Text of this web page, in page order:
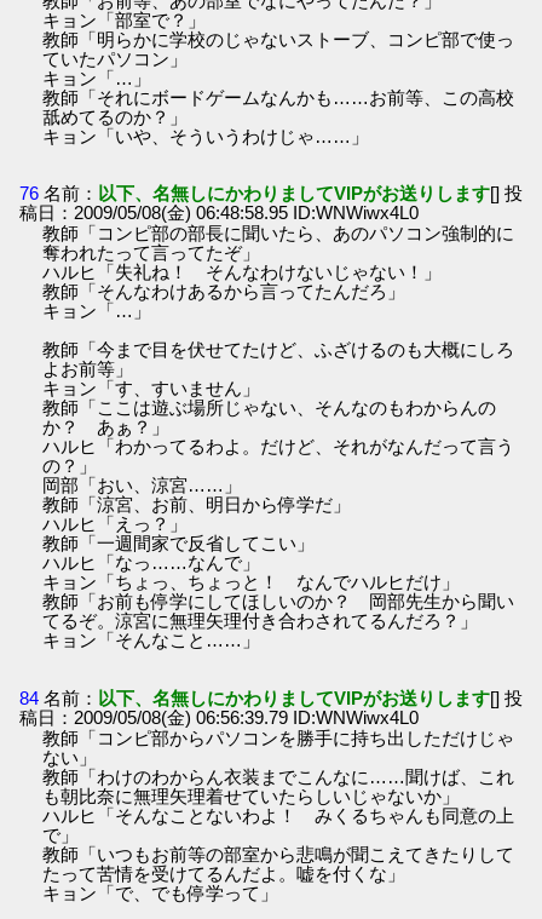
キョン「部室で？」
教師「明らかに学校のじゃないストーブ、コンピ部で使っ
ていたパソコン」
キョン「…」
教師「それにボードゲームなんかも……お前等、この高校
舐めてるのか？」
キョン「いや、そういうわけじゃ……」
76 名前： 以下、名無しにかわりましてVIPがお送りします[] 投
稿日：2009/05/08(金) 06:48:58.95 ID:WNWiwx4L0
教師「コンピ部の部長に聞いたら、あのパソコン強制的に
奪われたって言ってたぞ」
ハルヒ「失礼ね！ そんなわけないじゃない！」
教師「そんなわけあるから言ってたんだろ」
キョン「…」
教師「今まで目を伏せてたけど、ふざけるのも大概にしろ
よお前等」
キョン「す、すいません」
教師「ここは遊ぶ場所じゃない、そんなのもわからんの
か？ あぁ？」
ハルヒ「わかってるわよ。だけど、それがなんだって言う
の？」
岡部「おい、涼宮……」
教師「涼宮、お前、明日から停学だ」
ハルヒ「えっ？」
教師「一週間家で反省してこい」
ハルヒ「なっ……なんで」
キョン「ちょっ、ちょっと！ なんでハルヒだけ」
教師「お前も停学にしてほしいのか？ 岡部先生から聞い
てるぞ。涼宮に無理矢理付き合わされてるんだろ？」
キョン「そんなこと……」
84 名前： 以下、名無しにかわりましてVIPがお送りします[] 投
稿日：2009/05/08(金) 06:56:39.79 ID:WNWiwx4L0
教師「コンピ部からパソコンを勝手に持ち出しただけじゃ
ない」
教師「わけのわからん衣装までこんなに……聞けば、これ
も朝比奈に無理矢理着せていたらしいじゃないか」
ハルヒ「そんなことないわよ！ みくるちゃんも同意の上
で」
教師「いつもお前等の部室から悲鳴が聞こえてきたりして
たって苦情を受けてるんだよ。嘘を付くな」
キョン「で、でも停学って」